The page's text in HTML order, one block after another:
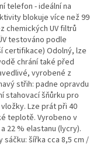
telefon - ideální na
blokuje více než 99
chemických UV filtrů
testováno podle
certifikace) Odolný, lze
chrání také před
vyrobené z
střih: padne opravdu
stahovací šňůrku pro
Lze prát při 40
teplotě. Vyrobeno v
22 % elastanu (lycry).
sáčku: šířka cca 8,5 cm /